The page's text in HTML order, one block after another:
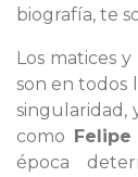
biografía, te
Los matices
son en todos
singularidad,
como Felipe
época